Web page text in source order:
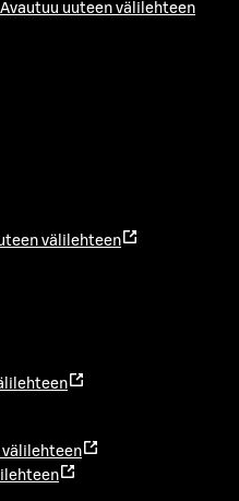
Avautuu uuteen välilehteen
välilehteen
välilehteen